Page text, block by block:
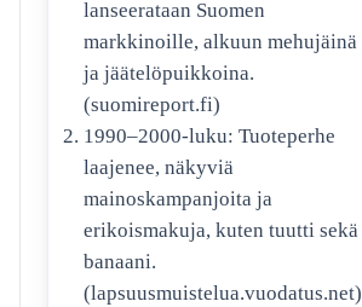
lanseerataan Suomen
markkinoille, alkuun mehujäinä
ja jäätelöpuikkoina.
(suomireport.fi)
1990–2000-luku: Tuoteperhe
laajenee, näkyviä
mainoskampanjoita ja
erikoismakuja, kuten tuutti sekä
banaani.
(lapsuusmuistelua.vuodatus.net)